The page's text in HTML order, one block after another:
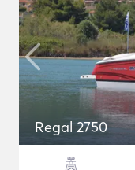
Regal 2750